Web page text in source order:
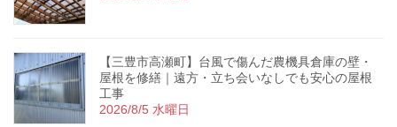
【三豊市高瀬町】台風で傷んだ農機具倉庫の壁・
屋根を修繕｜遠方・立ち会いなしでも安心の屋根
工事
2026/8/5 水曜日